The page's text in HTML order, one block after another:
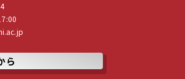
ら